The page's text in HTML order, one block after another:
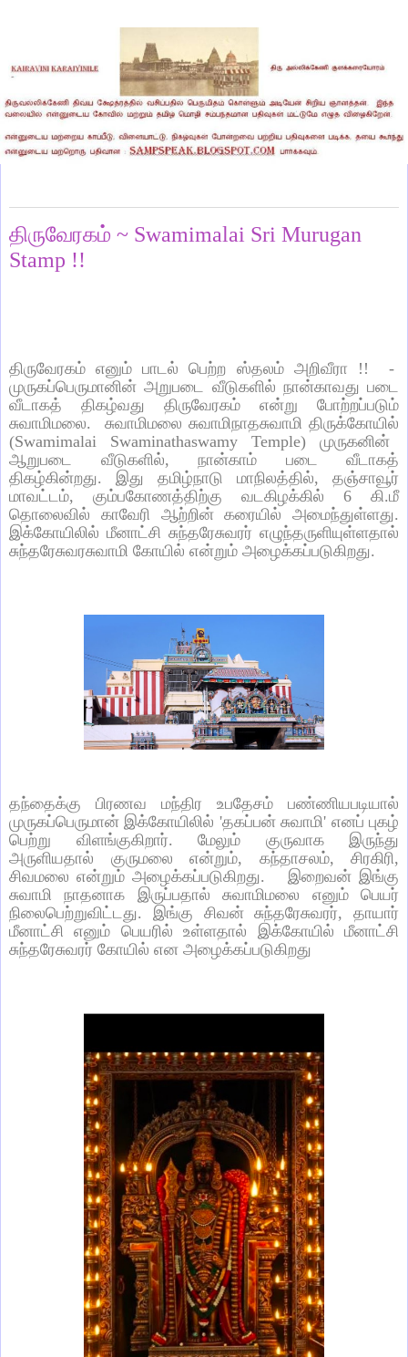
திருவேரகம் ~ Swamimalai Sri Murugan
Stamp !!
திருவேரகம் எனும் பாடல் பெற்ற ஸ்தலம் அறிவீரா !!
-
முருகப்பெருமானின் அறுபடை வீடுகளில் நான்காவது படை
வீடாகத்
திகழ்வது திருவேரகம் என்று
போற்றப்படும்
சுவாமிமலை. சுவாமிமலை சுவாமிநாதசுவாமி திருக்கோயில்
(Swamimalai Swaminathaswamy Temple) முருகனின்
ஆறுபடை
வீடுகளில், நான்காம் படை
வீடாகத்
திகழ்கின்றது. இது தமிழ்நாடு மாநிலத்தில், தஞ்சாவூர்
மாவட்டம், கும்பகோணத்திற்கு வடகிழக்கில் 6 கி.மீ
தொலைவில்
காவேரி ஆற்றின் கரையில் அமைந்துள்ளது.
இக்கோயிலில் மீனாட்சி சுந்தரேசுவரர் எழுந்தருளியுள்ளதால்
சுந்தரேசுவரசுவாமி கோயில் என்றும் அழைக்கப்படுகிறது.
தந்தைக்கு பிரணவ மந்திர உபதேசம்
பண்ணியபடியால்
முருகப்பெருமான் இக்கோயிலில் 'தகப்பன் சுவாமி' எனப் புகழ்
பெற்று
விளங்குகிறார். மேலும் குருவாக
இருந்து
அருளியதால்
குருமலை என்றும், கந்தாசலம், சிரகிரி,
சிவமலை என்றும் அழைக்கப்படுகிறது. இறைவன் இங்கு
சுவாமி
நாதனாக இருப்பதால் சுவாமிமலை எனும்
பெயர்
நிலைபெற்றுவிட்டது. இங்கு சிவன் சுந்தரேசுவரர், தாயார்
மீனாட்சி
எனும் பெயரில் உள்ளதால் இக்கோயில்
மீனாட்சி
சுந்தரேசுவரர் கோயில் என அழைக்கப்படுகிறது